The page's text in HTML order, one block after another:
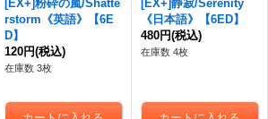
[EX+]粉砕の嵐/Shatte
rstorm《英語》【6E
D】
120円(税込)
在庫数 3枚
[EX+]静寂/Serenity
《日本語》【6ED】
480円(税込)
在庫数 4枚